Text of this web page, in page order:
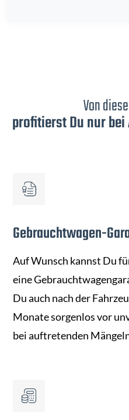
Von
profitierst Du nur
Gebrauchtwagen-
Auf Wunsch kannst Du
eine
Du auch nach der
Monate sorgenlos vor
bei auftretenden